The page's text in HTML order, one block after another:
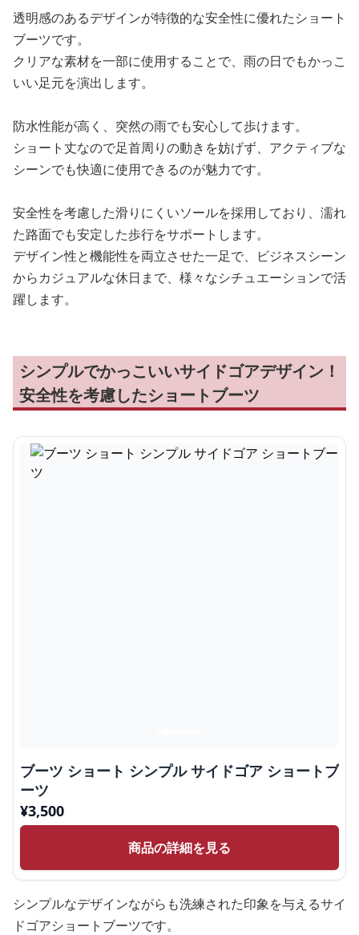
透明感のあるデザインが特徴的な安全性に優れたショート
ブーツです。
クリアな素材を一部に使用することで、雨の日でもかっこ
いい足元を演出します。
防水性能が高く、突然の雨でも安心して歩けます。
ショート丈なので足首周りの動きを妨げず、アクティブな
シーンでも快適に使用できるのが魅力です。
安全性を考慮した滑りにくいソールを採用しており、濡れ
た路面でも安定した歩行をサポートします。
デザイン性と機能性を両立させた一足で、ビジネスシーン
からカジュアルな休日まで、様々なシチュエーションで活
躍します。
シンプルでかっこいいサイドゴアデザイン！
安全性を考慮したショートブーツ
ブーツ ショート シンプル サイドゴア ショートブ
ーツ
¥3,500
商品の詳細を見る
シンプルなデザインながらも洗練された印象を与えるサイ
ドゴアショートブーツです。